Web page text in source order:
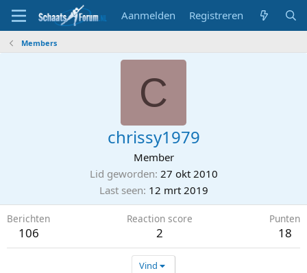
Aanmelden Registreren
Members
C
chrissy1979
Member
Lid geworden 27 okt 2010
Last seen 12 mrt 2019
Berichten
106
Reaction score
2
Punten
18
Vind